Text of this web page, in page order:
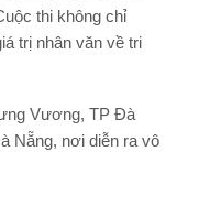
thi không chỉ
trị nhân văn về tri
Vương, TP Đà
Nẵng, nơi diễn ra vô